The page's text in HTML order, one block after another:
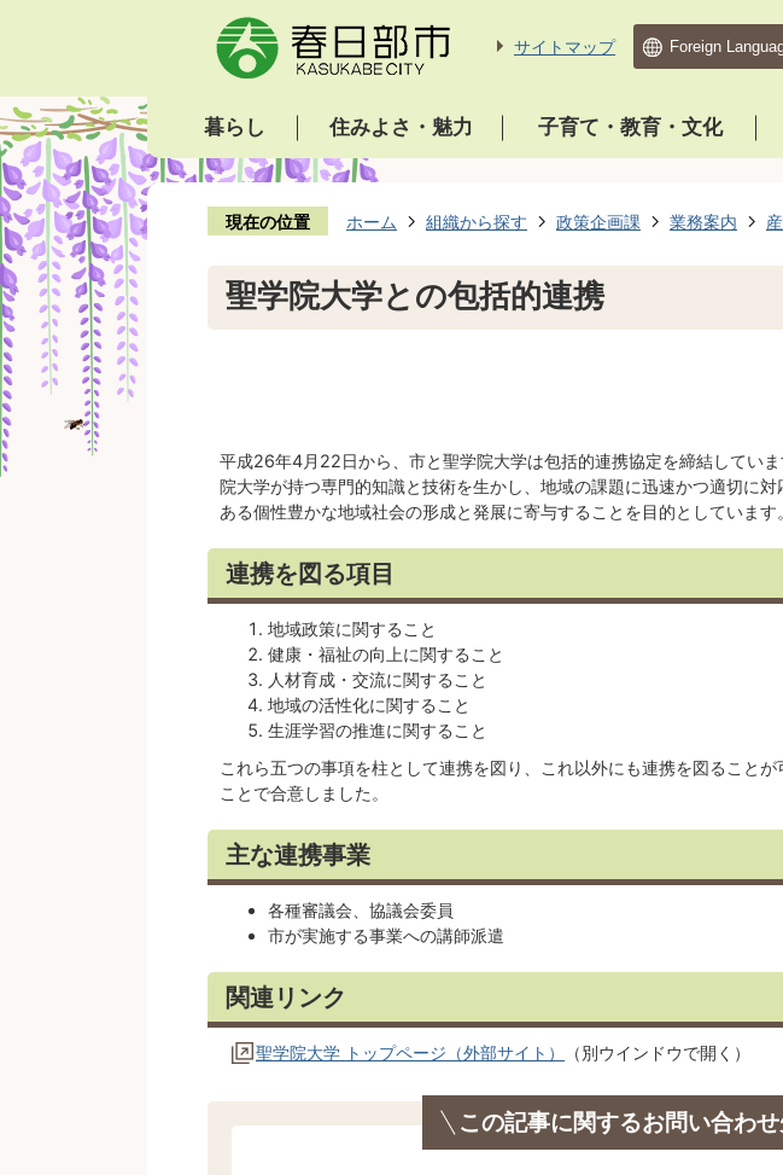
サイトマップ
暮らし 住みよさ・魅力 子育て・教育・文化
現在の位置 ホーム 組織から探す 政策企画課 業務案内
聖学院大学との包括的連携
平成26年4月22日から、市と聖学院大学は包括的連携協定を締結してい
院大学が持つ専門的知識と技術を生かし、地域の課題に迅速かつ適切に
ある個性豊かな地域社会の形成と発展に寄与することを目的としています。
連携を図る項目
地域政策に関すること
健康・福祉の向上に関すること
人材育成・交流に関すること
地域の活性化に関すること
生涯学習の推進に関すること
これら五つの事項を柱として連携を図り、これ以外にも連携を図ることが
ことで合意しました。
主な連携事業
各種審議会、協議会委員
市が実施する事業への講師派遣
関連リンク
聖学院大学 トップページ（外部サイト） （別ウインドウで開く）
この記事に関するお問い合わ